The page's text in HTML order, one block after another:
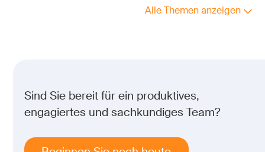
Alle Themen anzeigen
Sind Sie bereit für ein produktives,
engagiertes und sachkundiges Team?